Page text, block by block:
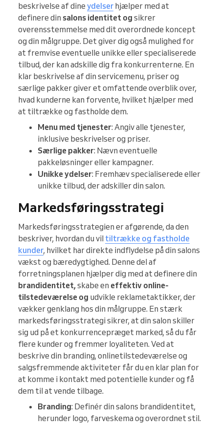
beskrivelse af dine ydelser hjælper med at
definere din salons identitet og sikrer
overensstemmelse med dit overordnede koncept
og din målgruppe. Det giver dig også mulighed for
at fremvise eventuelle unikke eller specialiserede
tilbud, der kan adskille dig fra konkurrenterne. En
klar beskrivelse af din servicemenu, priser og
særlige pakker giver et omfattende overblik over,
hvad kunderne kan forvente, hvilket hjælper med
at tiltrække og fastholde dem.
Menu med tjenester: Angiv alle tjenester,
inklusive beskrivelser og priser.
Særlige pakker: Nævn eventuelle
pakkeløsninger eller kampagner.
Unikke ydelser: Fremhæv specialiserede eller
unikke tilbud, der adskiller din salon.
Markedsføringsstrategi
Markedsføringsstrategien er afgørende, da den
beskriver, hvordan du vil tiltrække og fastholde
kunder, hvilket har direkte indflydelse på din salons
vækst og bæredygtighed. Denne del af
forretningsplanen hjælper dig med at definere din
brandidentitet,skabe en effektiv online-
tilstedeværelse og udvikle reklametaktikker, der
vækker genklang hos din målgruppe. En stærk
markedsføringsstrategi sikrer, at din salon skiller
sig ud på et konkurrencepræget marked, så du får
flere kunder og fremmer loyaliteten. Ved at
beskrive din branding, onlinetilstedeværelse og
salgsfremmende aktiviteter får du en klar plan for
at komme i kontakt med potentielle kunder og få
dem til at vende tilbage.
Branding: Definér din salons brandidentitet,
herunder logo, farveskema og overordnet stil.